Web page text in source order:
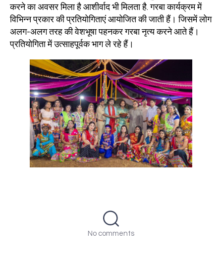
करने का अवसर मिला है आशीर्वाद भी मिलता है. गरबा कार्यक्रम में
विभिन्न प्रकार की प्रतियोगिताएं आयोजित की जाती हैं। जिसमें लोग
अलग-अलग तरह की वेशभूषा पहनकर गरबा नृत्य करने आते हैं।
प्रतियोगिता में उत्साहपूर्वक भाग ले रहे हैं।
No comments